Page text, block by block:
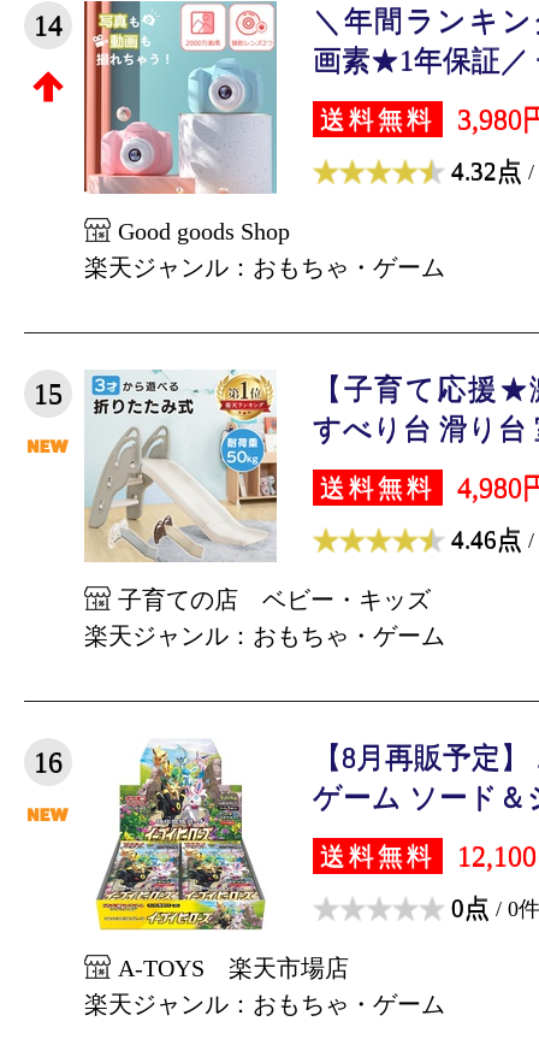
14
＼年間ランキン
画素★1年保証／
送料無料 3,980
4.32点 /
Good goods Shop
楽天ジャンル：おもちゃ・ゲーム
15
【子育て応援
すべり台 滑り台
送料無料 4,980
4.46点 /
子育ての店 ベビー・キッズ
楽天ジャンル：おもちゃ・ゲーム
16
【8月再販予定
ゲーム ソード＆
送料無料
0点 / 0件
A-TOYS 楽天市場店
楽天ジャンル：おもちゃ・ゲーム